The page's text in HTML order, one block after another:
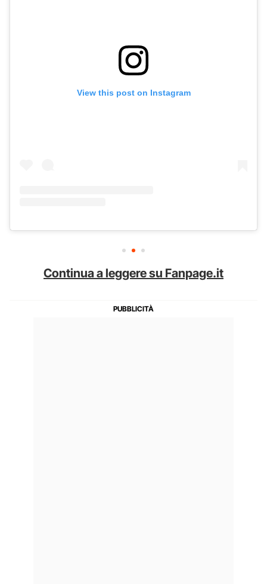
View this post on Instagram
Continua a leggere su Fanpage.it